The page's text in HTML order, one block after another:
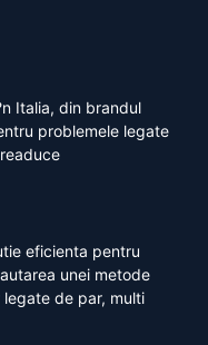
Italia, din brandul
problemele legate
eficienta pentru
unei metode
de par, multi